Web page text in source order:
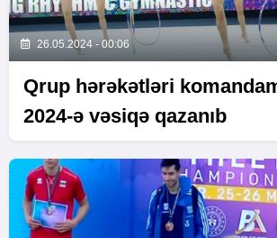
26.05.2024 - 00:06
Qrup hərəkətləri
2024-ə vəsiqə qazanıb